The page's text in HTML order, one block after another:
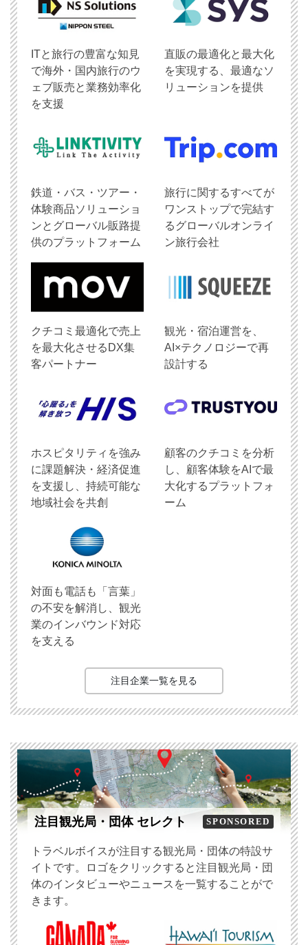
ITと旅行の豊富な知見
で海外・国内旅行のウ
ェブ販売と業務効率化
を支援
直販の最適化と最大化
を実現する、最適なソ
リューションを提供
鉄道・バス・ツアー・
体験商品ソリューショ
ンとグローバル販路提
供のプラットフォーム
旅行に関するすべてが
ワンストップで完結す
るグローバルオンライ
ン旅行会社
クチコミ最適化で売上
を最大化させるDX集
客パートナー
観光・宿泊運営を、
AI×テクノロジーで再
設計する
ホスピタリティを強み
に課題解決・経済促進
を支援し、持続可能な
地域社会を共創
顧客のクチコミを分析
し、顧客体験をAIで最
大化するプラットフォ
ーム
対面も電話も「言葉」
の不安を解消し、観光
業のインバウンド対応
を支える
注目企業一覧を見る
注目観光局・団体 セレクト SPONSORED
トラベルボイスが注目する観光局・団体の特設サ
イトです。ロゴをクリックすると注目観光局・団
体のインタビューやニュースを一覧することがで
きます。